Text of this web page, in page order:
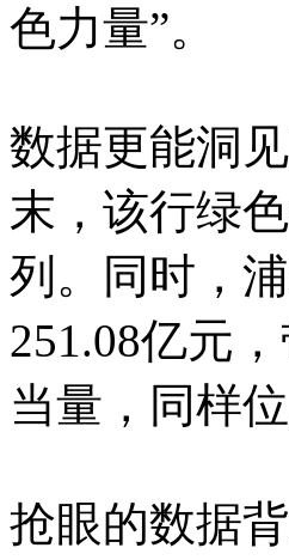
色力量”。
数据更能洞
末，该行绿
列。同时，
251.08亿元
当量，同样
抢眼的数据